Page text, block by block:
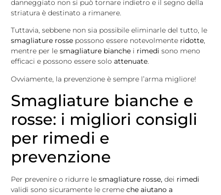
danneggiato non si può tornare indietro e il segno della
striatura è destinato a rimanere.
Tuttavia, sebbene non sia possibile eliminarle del tutto, le
smagliature rosse possono essere notevolmente ridotte,
mentre per lesmagliature bianche i rimedi sono meno
efficaci e possono essere soloattenuate.
Ovviamente, la prevenzione è sempre l’arma migliore!
Smagliature bianche e
rosse: i migliori consigli
per rimedi e
prevenzione
Per prevenire o ridurre le smagliature rosse, dei rimedi
validi sono sicuramente le cremeche aiutano a